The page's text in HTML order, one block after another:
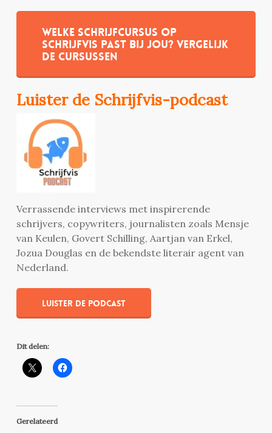
Welke schrijfcursus op
Schrijfvis past bij jou? Vergelijk
de cursussen
Luister de Schrijfvis-podcast
Verrassende interviews met inspirerende
schrijvers, copywriters, journalisten zoals Mensje
van Keulen, Govert Schilling, Aartjan van Erkel,
Jozua Douglas en de bekendste literair agent van
Nederland.
Luister de podcast
Dit delen:
Gerelateerd